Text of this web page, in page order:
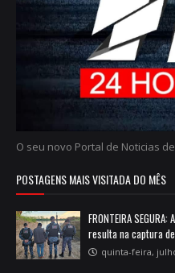
O seu novo Portal de Noticias
POSTAGENS MAIS VISITADA DO MÊS
FRONTEIRA
resulta na captura
quinta-feira,